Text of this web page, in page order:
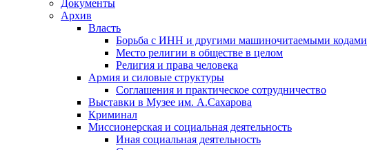
Документы
Архив
Власть
Борьба с ИНН и другими машиночитаемыми кодами
Место религии в обществе в целом
Религия и права человека
Армия и силовые структуры
Соглашения и практическое сотрудничество
Выставки в Музее им. А.Сахарова
Криминал
Миссионерская и социальная деятельность
Иная социальная деятельность